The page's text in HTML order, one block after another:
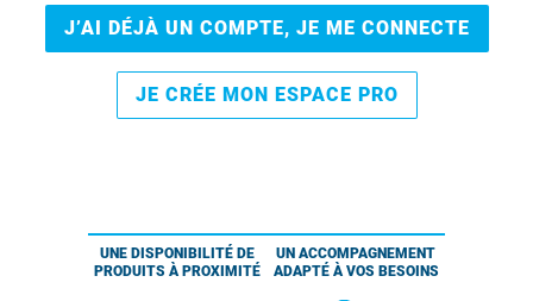
J’AI DÉJÀ UN COMPTE, JE ME CONNECTE
JE CRÉE MON ESPACE PRO
UNE DISPONIBILITÉ DE
PRODUITS À PROXIMITÉ
UN ACCOMPAGNEMENT
ADAPTÉ À VOS BESOINS